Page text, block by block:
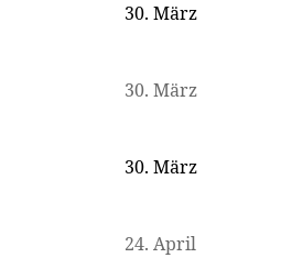
30. März
30. März
30. März
24. April